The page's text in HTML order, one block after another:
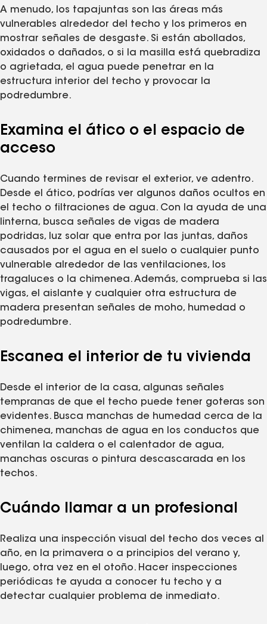
A menudo, los tapajuntas son las áreas más
vulnerables alrededor del techo y los primeros en
mostrar señales de desgaste. Si están abollados,
oxidados o dañados, o si la masilla está quebradiza
o agrietada, el agua puede penetrar en la
estructura interior del techo y provocar la
podredumbre.
Examina el ático o el espacio de
acceso
Cuando termines de revisar el exterior, ve adentro.
Desde el ático, podrías ver algunos daños ocultos en
el techo o filtraciones de agua. Con la ayuda de una
linterna, busca señales de vigas de madera
podridas, luz solar que entra por las juntas, daños
causados por el agua en el suelo o cualquier punto
vulnerable alrededor de las ventilaciones, los
tragaluces o la chimenea. Además, comprueba si las
vigas, el aislante y cualquier otra estructura de
madera presentan señales de moho, humedad o
podredumbre.
Escanea el interior de tu vivienda
Desde el interior de la casa, algunas señales
tempranas de que el techo puede tener goteras son
evidentes. Busca manchas de humedad cerca de la
chimenea, manchas de agua en los conductos que
ventilan la caldera o el calentador de agua,
manchas oscuras o pintura descascarada en los
techos.
Cuándo llamar a un profesional
Realiza una inspección visual del techo dos veces al
año, en la primavera o a principios del verano y,
luego, otra vez en el otoño. Hacer inspecciones
periódicas te ayuda a conocer tu techo y a
detectar cualquier problema de inmediato.